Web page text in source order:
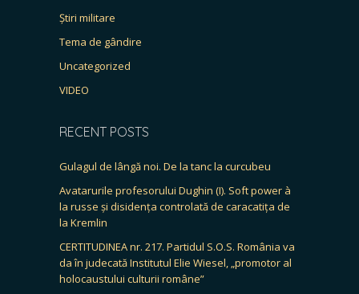
Știri militare
Tema de gândire
Uncategorized
VIDEO
RECENT POSTS
Gulagul de lângă noi. De la tanc la curcubeu
Avatarurile profesorului Dughin (I). Soft power à
la russe și disidența controlată de caracatița de
la Kremlin
CERTITUDINEA nr. 217. Partidul S.O.S. România va
da în judecată Institutul Elie Wiesel, „promotor al
holocaustului culturii române”